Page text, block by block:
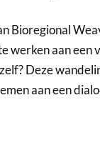
Bioregional
werken aan een
Deze
aan een